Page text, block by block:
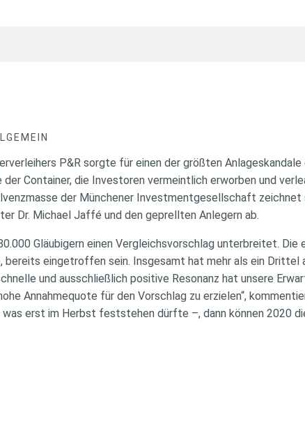
P&R sorgte für einen der größten
Container, die Investoren vermeintlich erworben und
der Münchener Investmentgesellschaft zeichnet
Dr. Michael Jaffé und den geprellten Anlegern ab.
Gläubigern einen Vergleichsvorschlag unterbreitet. Die
eingetroffen sein. Insgesamt hat mehr als ein Drittel
und ausschließlich positive Resonanz hat unsere
Annahmequote für den Vorschlag zu erzielen“,
was erst im Herbst feststehen dürfte –, dann können 2020